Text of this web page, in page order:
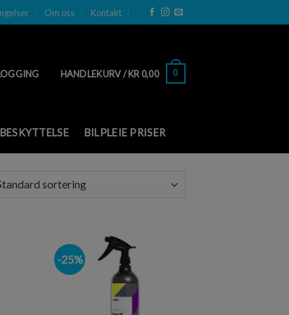
Om oss Kontakt
HANDLEKURV /KR 0,00 0
BILPLEIE PRISER
-25%